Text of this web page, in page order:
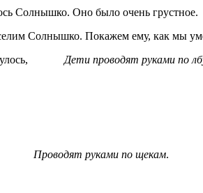
Солнышко. Оно было очень грустное.
Солнышко. Покажем ему, как мы
Дети проводят руками по
Проводят руками по щекам.